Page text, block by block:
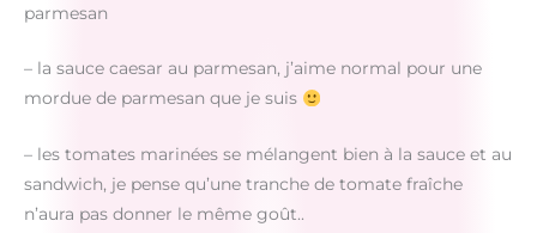
parmesan
– la sauce caesar au parmesan, j’aime normal pour une
mordue de parmesan que je suis
– les tomates marinées se mélangent bien à la sauce et au
sandwich, je pense qu’une tranche de tomate fraîche
n’aura pas donner le même goût..